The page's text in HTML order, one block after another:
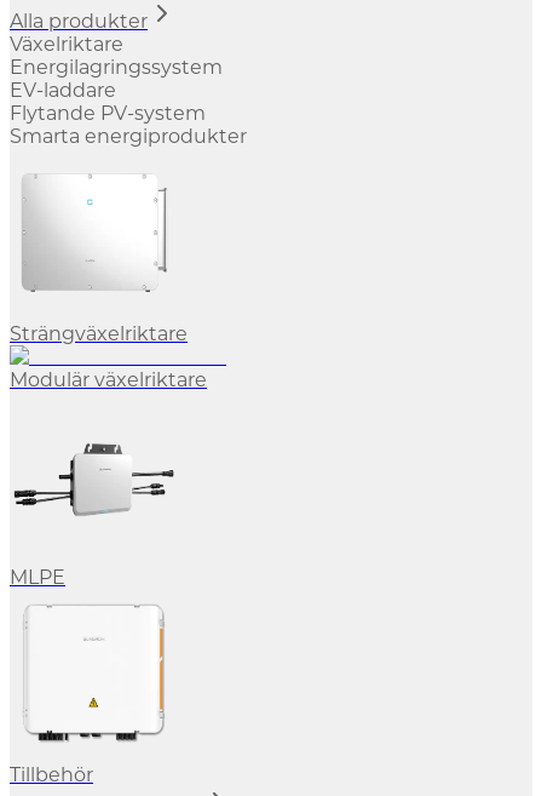
Alla produkter
Växelriktare
Energilagringssystem
EV-laddare
Flytande PV-system
Smarta energiprodukter
Strängväxelriktare
Modulär växelriktare
MLPE
Tillbehör